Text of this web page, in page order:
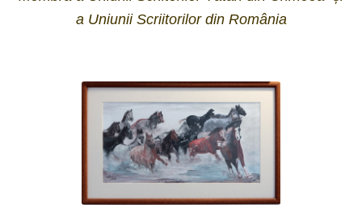
a Uniunii Scriitorilor din România